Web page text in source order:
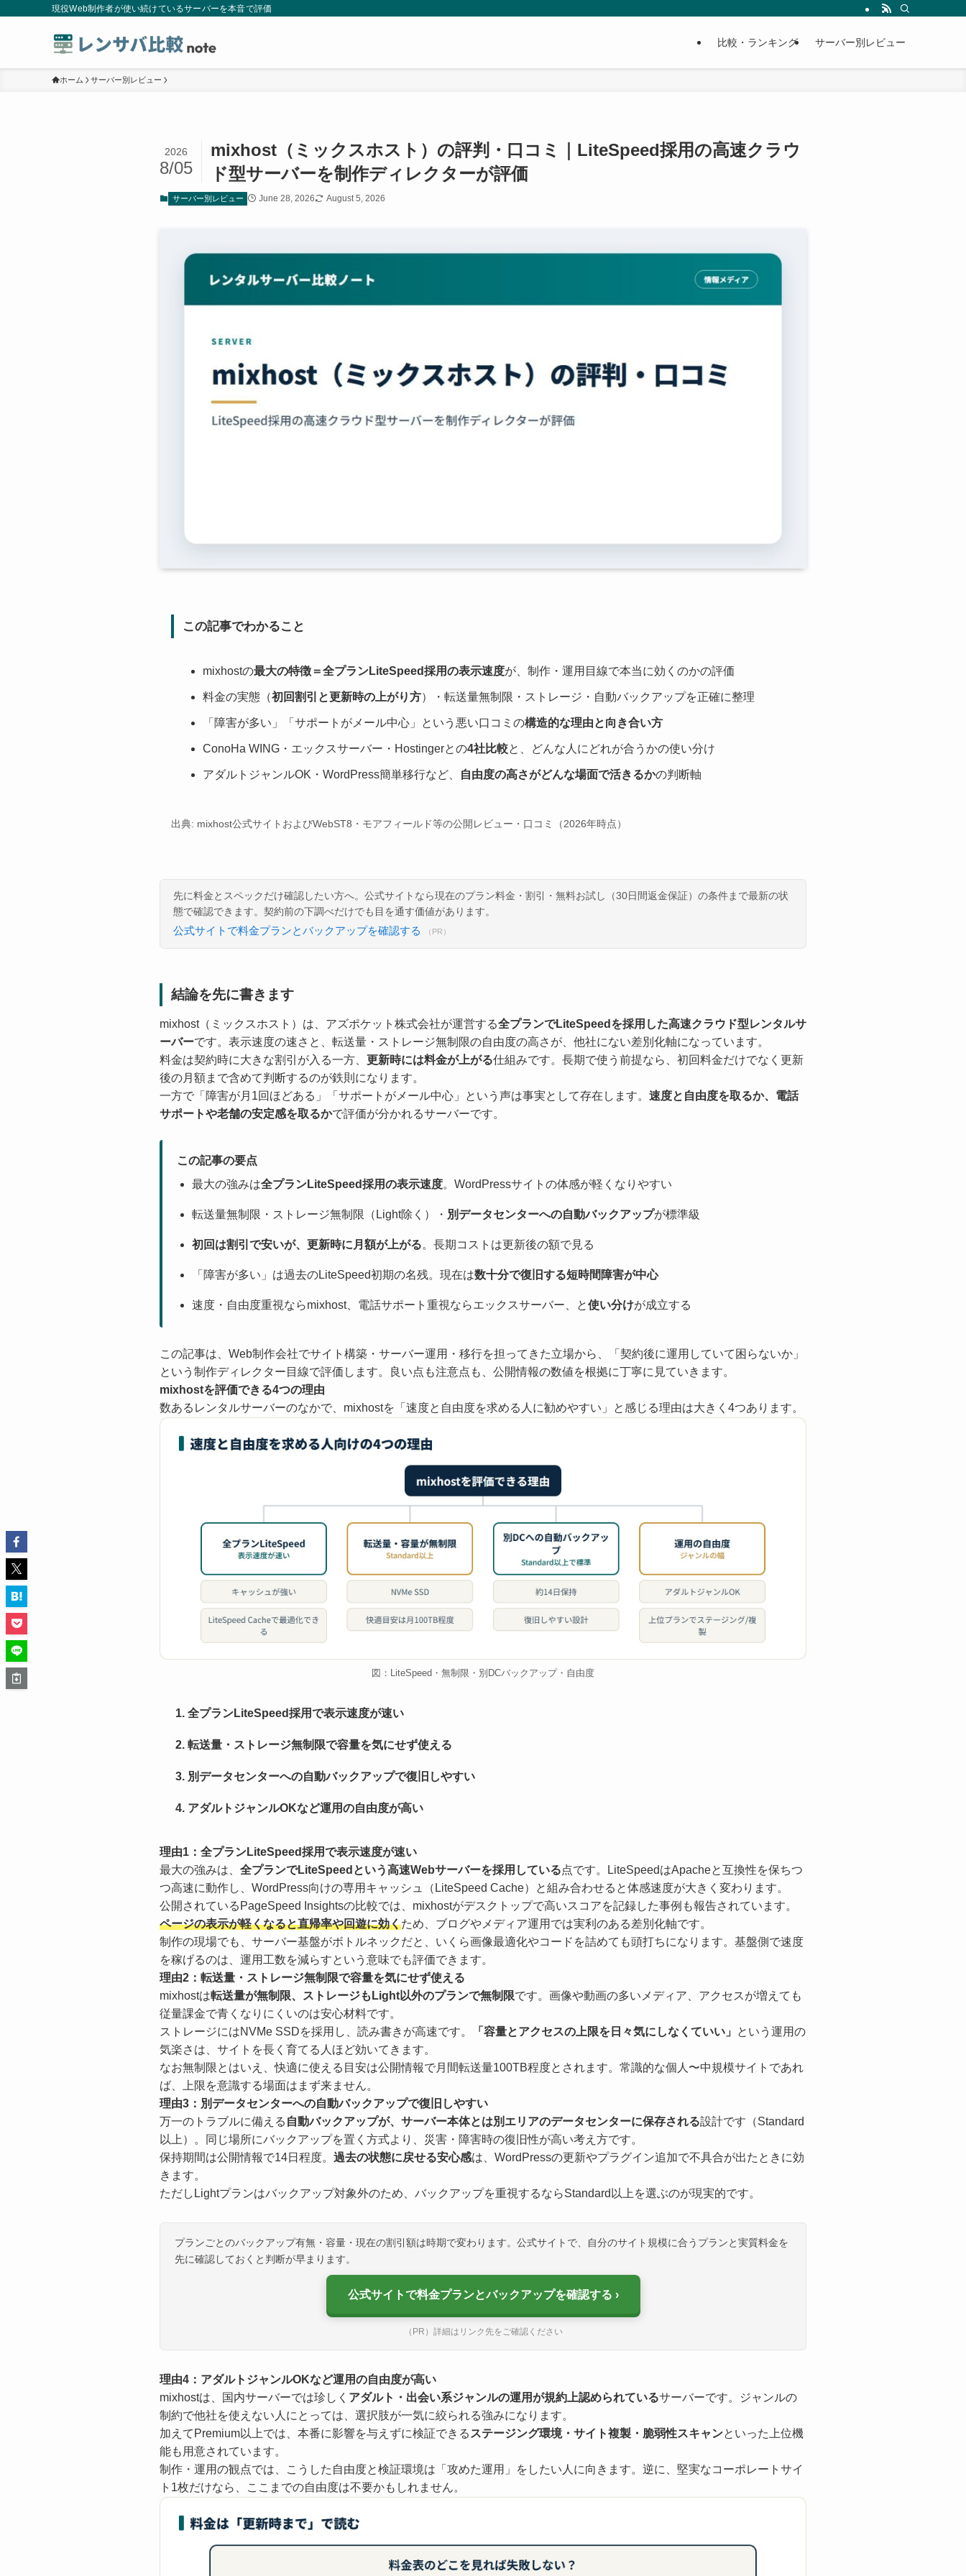
現役Web制作者が使い続けているサーバーを本音で評価
比較・ランキング サーバー別レビュー
ホーム サーバー別レビュー
mixhost（ミックスホスト）の評判・口コミ｜LiteSpeed採用の高速クラウ
ド型サーバーを制作ディレクターが評価
2026
8/05
サーバー別レビュー June 28, 2026 August 5, 2026
この記事でわかること
mixhostの最大の特徴＝全プランLiteSpeed採用の表示速度が、制作・運用目線で本当に効くのかの評価
料金の実態（初回割引と更新時の上がり方）・転送量無制限・ストレージ・自動バックアップを正確に整理
「障害が多い」「サポートがメール中心」という悪い口コミの構造的な理由と向き合い方
ConoHa WING・エックスサーバー・Hostingerとの4社比較と、どんな人にどれが合うかの使い分け
アダルトジャンルOK・WordPress簡単移行など、 自由度の高さがどんな場面で活きるかの判断軸
出典: mixhost公式サイトおよびWebST8・モアフィールド等の公開レビュー・口コミ（2026年時点）
先に料金とスペックだけ確認したい方へ。公式サイトなら現在のプラン料金・割引・無料お試し（30日間返金保証）の条件まで最新の状
態で確認できます。契約前の下調べだけでも目を通す価値があります。
公式サイトで料金プランとバックアップを確認する （PR）
結論を先に書きます
mixhost（ミックスホスト）は、アズポケット株式会社が運営する全プランでLiteSpeedを採用した高速クラウド型レンタルサ
ーバーです。表示速度の速さと、転送量・ストレージ無制限の自由度の高さが、他社にない差別化軸になっています。
料金は契約時に大きな割引が入る一方、 更新時には料金が上がる仕組みです。長期で使う前提なら、初回料金だけでなく更新
後の月額まで含めて判断するのが鉄則になります。
一方で「障害が月1回ほどある」「サポートがメール中心」という声は事実として存在します。 速度と自由度を取るか、電話
サポートや老舗の安定感を取るかで評価が分かれるサーバーです。
この記事の要点
最大の強みは全プランLiteSpeed採用の表示速度。WordPressサイトの体感が軽くなりやすい
転送量無制限・ストレージ無制限（Light除く）・ 別データセンターへの自動バックアップが標準級
初回は割引で安いが、更新時に月額が上がる。長期コストは更新後の額で見る
「障害が多い」は過去のLiteSpeed初期の名残。現在は数十分で復旧する短時間障害が中心
速度・自由度重視ならmixhost、電話サポート重視ならエックスサーバー、と使い分けが成立する
この記事は、Web制作会社でサイト構築・サーバー運用・移行を担ってきた立場から、「契約後に運用していて困らないか」
という制作ディレクター目線で評価します。良い点も注意点も、公開情報の数値を根拠に丁寧に見ていきます。
mixhostを評価できる4つの理由
数あるレンタルサーバーのなかで、mixhostを「速度と自由度を求める人に勧めやすい」と感じる理由は大きく4つあります。
図：LiteSpeed・無制限・別DCバックアップ・自由度
全プランLiteSpeed採用で表示速度が速い
転送量・ストレージ無制限で容量を気にせず使える
別データセンターへの自動バックアップで復旧しやすい
アダルトジャンルOKなど運用の自由度が高い
理由1：全プランLiteSpeed採用で表示速度が速い
最大の強みは、 全プランでLiteSpeedという高速Webサーバーを採用している点です。LiteSpeedはApacheと互換性を保ちつ
つ高速に動作し、WordPress向けの専用キャッシュ（LiteSpeed Cache）と組み合わせると体感速度が大きく変わります。
公開されているPageSpeed Insightsの比較では、mixhostがデスクトップで高いスコアを記録した事例も報告されています。
ページの表示が軽くなると直帰率や回遊に効くため、ブログやメディア運用では実利のある差別化軸です。
制作の現場でも、サーバー基盤がボトルネックだと、いくら画像最適化やコードを詰めても頭打ちになります。基盤側で速度
を稼げるのは、運用工数を減らすという意味でも評価できます。
理由2：転送量・ストレージ無制限で容量を気にせず使える
mixhostは転送量が無制限、ストレージもLight以外のプランで無制限です。画像や動画の多いメディア、アクセスが増えても
従量課金で青くなりにくいのは安心材料です。
ストレージにはNVMe SSDを採用し、読み書きが高速です。
「容量とアクセスの上限を日々気にしなくていい」
という運用の
気楽さは、サイトを長く育てる人ほど効いてきます。
なお無制限とはいえ、快適に使える目安は公開情報で月間転送量100TB程度とされます。常識的な個人〜中規模サイトであれ
ば、上限を意識する場面はまず来ません。
理由3：別データセンターへの自動バックアップで復旧しやすい
万一のトラブルに備える 自動バックアップが、サーバー本体とは別エリアのデータセンターに保存される設計です（Standard
以上）。同じ場所にバックアップを置く方式より、災害・障害時の復旧性が高い考え方です。
保持期間は公開情報で14日程度。 過去の状態に戻せる安心感は、WordPressの更新やプラグイン追加で不具合が出たときに効
きます。
ただしLightプランはバックアップ対象外のため、バックアップを重視するならStandard以上を選ぶのが現実的です。
プランごとのバックアップ有無・容量・現在の割引額は時期で変わります。公式サイトで、自分のサイト規模に合うプランと実質料金を
先に確認しておくと判断が早まります。
公式サイトで料金プランとバックアップを確認する
（PR）詳細はリンク先をご確認ください
理由4：アダルトジャンルOKなど運用の自由度が高い
mixhostは、国内サーバーでは珍しく アダルト・出会い系ジャンルの運用が規約上認められているサーバーです。ジャンルの
制約で他社を使えない人にとっては、選択肢が一気に絞られる強みになります。
加えてPremium以上では、本番に影響を与えずに検証できる ステージング環境・サイト複製・脆弱性スキャンといった上位機
能も用意されています。
制作・運用の観点では、こうした自由度と検証環境は「攻めた運用」をしたい人に向きます。逆に、堅実なコーポレートサイ
ト1枚だけなら、ここまでの自由度は不要かもしれません。